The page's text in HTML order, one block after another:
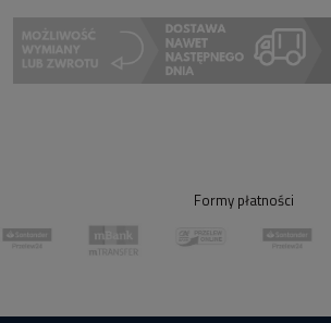
Formy płatności